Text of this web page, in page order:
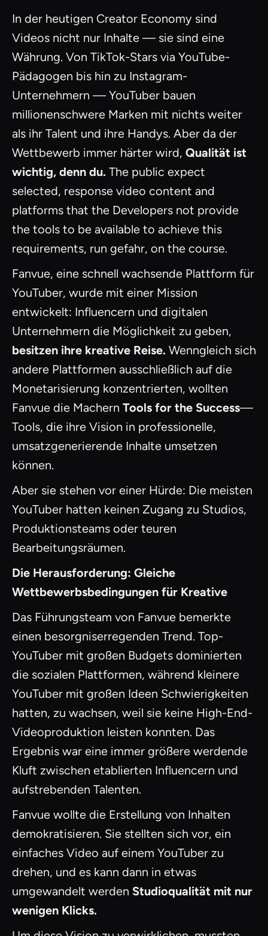
In der heutigen Creator Economy sind
Videos nicht nur Inhalte — sie sind eine
Währung. Von TikTok-Stars via YouTube-
Pädagogen bis hin zu Instagram-
Unternehmern — YouTuber bauen
millionenschwere Marken mit nichts weiter
als ihr Talent und ihre Handys. Aber da der
Wettbewerb immer härter wird, Qualität ist
wichtig, denn du. The public expect
selected, response video content and
platforms that the Developers not provide
the tools to be available to achieve this
requirements, run gefahr, on the course.
Fanvue, eine schnell wachsende Plattform für
YouTuber, wurde mit einer Mission
entwickelt: Influencern und digitalen
Unternehmern die Möglichkeit zu geben,
besitzen ihre kreative Reise. Wenngleich sich
andere Plattformen ausschließlich auf die
Monetarisierung konzentrierten, wollten
Fanvue die Machern Tools for the Success—
Tools, die ihre Vision in professionelle,
umsatzgenerierende Inhalte umsetzen
können.
Aber sie stehen vor einer Hürde: Die meisten
YouTuber hatten keinen Zugang zu Studios,
Produktionsteams oder teuren
Bearbeitungsräumen.
Die Herausforderung: Gleiche
Wettbewerbsbedingungen für Kreative
Das Führungsteam von Fanvue bemerkte
einen besorgniserregenden Trend. Top-
YouTuber mit großen Budgets dominierten
die sozialen Plattformen, während kleinere
YouTuber mit großen Ideen Schwierigkeiten
hatten, zu wachsen, weil sie keine High-End-
Videoproduktion leisten konnten. Das
Ergebnis war eine immer größere werdende
Kluft zwischen etablierten Influencern und
aufstrebenden Talenten.
Fanvue wollte die Erstellung von Inhalten
demokratisieren. Sie stellten sich vor, ein
einfaches Video auf einem YouTuber zu
drehen, und es kann dann in etwas
umgewandelt werden Studioqualität mit nur
wenigen Klicks.